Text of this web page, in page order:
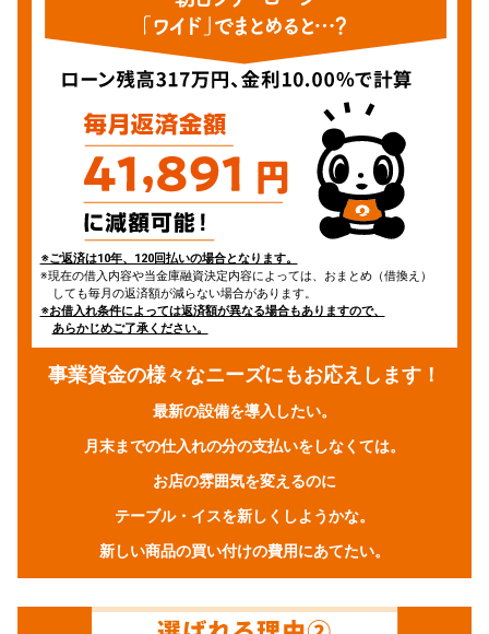
※ご返済は10年、120回払いの場合となります。
※現在の借入内容や当金庫融資決定内容によっては、おまとめ（借換え）
しても毎月の返済額が減らない場合があります。
※お借入れ条件によっては返済額が異なる場合もありますので、
あらかじめご了承ください。
事業資金の様々なニーズにもお応えします！
最新の設備を導入したい。
月末までの仕入れの分の支払いをしなくては。
お店の雰囲気を変えるのに
テーブル・イスを新しくしようかな。
新しい商品の買い付けの費用にあてたい。